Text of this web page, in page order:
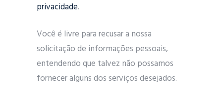
privacidade.
Você é livre para recusar a nossa
solicitação de informações pessoais,
entendendo que talvez não possamos
fornecer alguns dos serviços desejados.